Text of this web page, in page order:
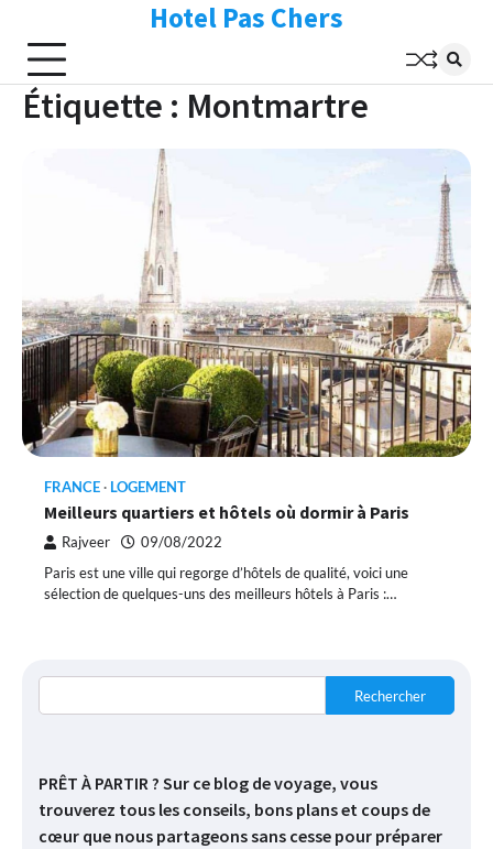
content
Hotel Pas Chers
Étiquette : Montmartre
FRANCE LOGEMENT
Meilleurs quartiers et hôtels où dormir à Paris
Rajveer 09/08/2022
Paris est une ville qui regorge d’hôtels de qualité, voici une
sélection de quelques-uns des meilleurs hôtels à Paris :…
Rechercher
PRÊT À PARTIR ? Sur ce blog de voyage, vous
trouverez tous les conseils, bons plans et coups de
cœur que nous partageons sans cesse pour préparer